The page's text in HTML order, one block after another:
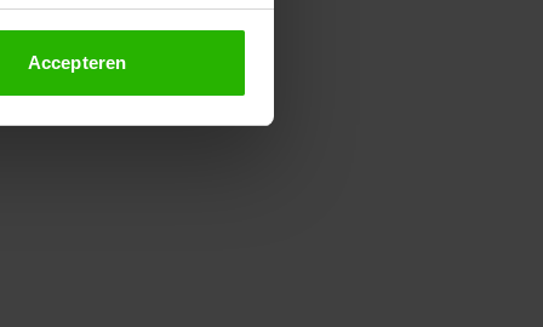
altijd wijzigen of
Accepteren